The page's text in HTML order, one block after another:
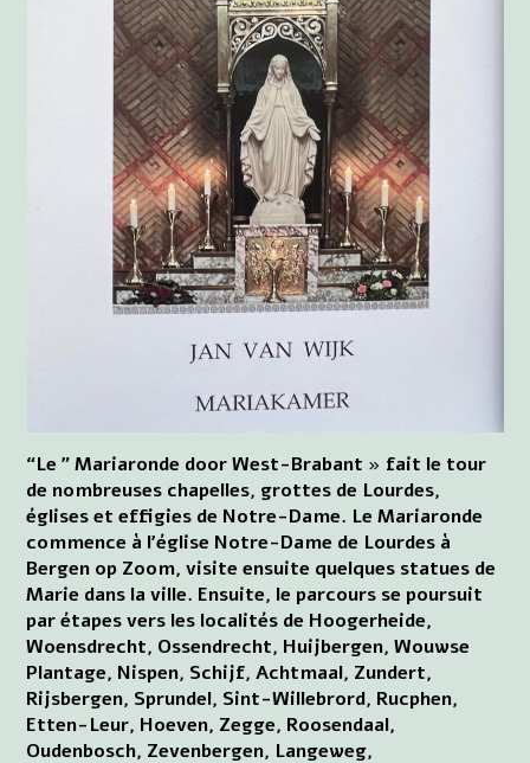
“Le ” Mariaronde door West-Brabant » fait le tour
de nombreuses chapelles, grottes de Lourdes,
églises et effigies de Notre-Dame. Le Mariaronde
commence à l'église Notre-Dame de Lourdes à
Bergen op Zoom, visite ensuite quelques statues de
Marie dans la ville. Ensuite, le parcours se poursuit
par étapes vers les localités de Hoogerheide,
Woensdrecht, Ossendrecht, Huijbergen, Wouwse
Plantage, Nispen, Schijf, Achtmaal, Zundert,
Rijsbergen, Sprundel, Sint-Willebrord, Rucphen,
Etten-Leur, Hoeven, Zegge, Roosendaal,
Oudenbosch, Zevenbergen, Langeweg,